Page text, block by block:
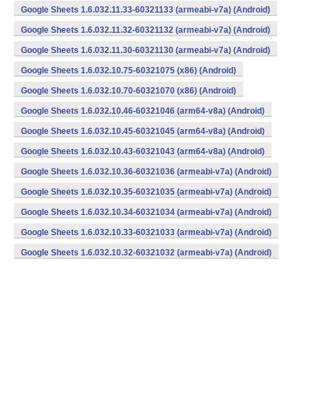
Google Sheets 1.6.032.11.33-60321133 (armeabi-v7a) (Android)
Google Sheets 1.6.032.11.32-60321132 (armeabi-v7a) (Android)
Google Sheets 1.6.032.11.30-60321130 (armeabi-v7a) (Android)
Google Sheets 1.6.032.10.75-60321075 (x86) (Android)
Google Sheets 1.6.032.10.70-60321070 (x86) (Android)
Google Sheets 1.6.032.10.46-60321046 (arm64-v8a) (Android)
Google Sheets 1.6.032.10.45-60321045 (arm64-v8a) (Android)
Google Sheets 1.6.032.10.43-60321043 (arm64-v8a) (Android)
Google Sheets 1.6.032.10.36-60321036 (armeabi-v7a) (Android)
Google Sheets 1.6.032.10.35-60321035 (armeabi-v7a) (Android)
Google Sheets 1.6.032.10.34-60321034 (armeabi-v7a) (Android)
Google Sheets 1.6.032.10.33-60321033 (armeabi-v7a) (Android)
Google Sheets 1.6.032.10.32-60321032 (armeabi-v7a) (Android)